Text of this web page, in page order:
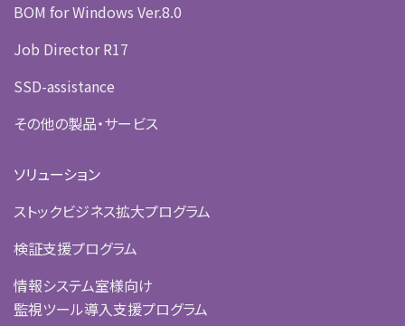
BOM for Windows Ver.8.0
Job Director R17
SSD-assistance
その他の製品・サービス
ソリューション
ストックビジネス拡大プログラム
検証支援プログラム
情報システム室様向け
監視ツール導入支援プログラム